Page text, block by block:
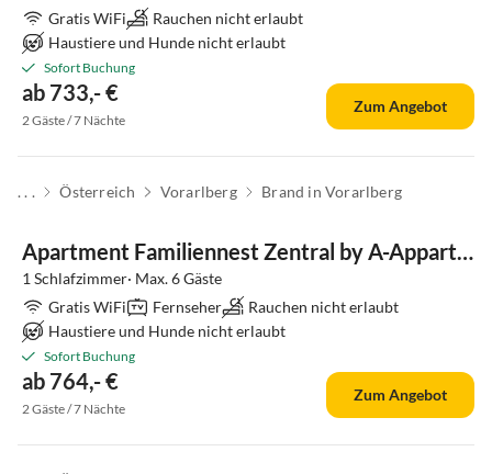
Gratis WiFi
Rauchen nicht erlaubt
Haustiere und Hunde nicht erlaubt
Sofort Buchung
ab 733,- €
2 Gäste / 7 Nächte
Zum Angebot
. . . Österreich Vorarlberg Brand in Vorarlberg
Apartment Familiennest Zentral by A-Appartments
1 Schlafzimmer· Max. 6 Gäste
Gratis WiFi
Fernseher
Rauchen nicht erlaubt
Haustiere und Hunde nicht erlaubt
Sofort Buchung
ab 764,- €
2 Gäste / 7 Nächte
Zum Angebot